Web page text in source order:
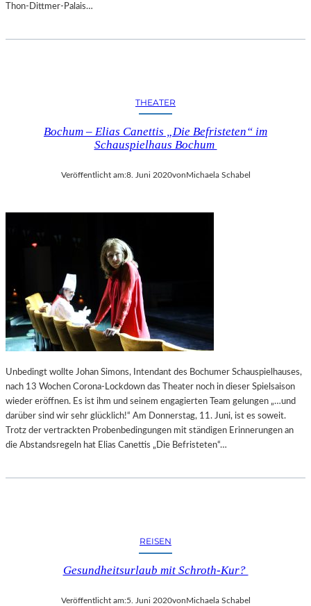
Thon-Dittmer-Palais…
THEATER
Bochum – Elias Canettis „Die Befristeten“ im
Schauspielhaus Bochum
Veröffentlicht am:8. Juni 2020vonMichaela Schabel
Unbedingt wollte Johan Simons, Intendant des Bochumer Schauspielhauses,
nach 13 Wochen Corona-Lockdown das Theater noch in dieser Spielsaison
wieder eröffnen. Es ist ihm und seinem engagierten Team gelungen „…und
darüber sind wir sehr glücklich!“ Am Donnerstag, 11. Juni, ist es soweit.
Trotz der vertrackten Probenbedingungen mit ständigen Erinnerungen an
die Abstandsregeln hat Elias Canettis „Die Befristeten“…
REISEN
Gesundheitsurlaub mit Schroth-Kur?
Veröffentlicht am:5. Juni 2020von Michaela Schabel